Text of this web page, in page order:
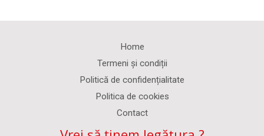
Home
Termeni și condiții
Politică de confidențialitate
Politica de cookies
Contact